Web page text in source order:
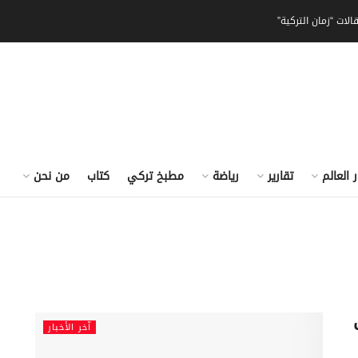
“زمان التركية”
العالم تقارير رياضة مطبخ تركي كتاب من نحن
آخر الأخبار